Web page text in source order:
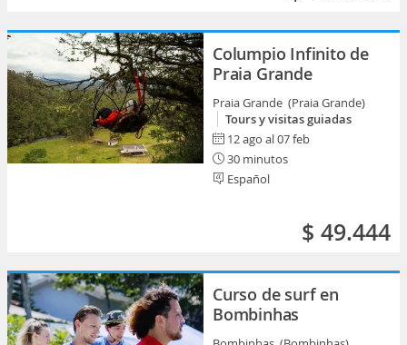
Columpio Infinito de
Praia Grande
Praia Grande (Praia Grande)
Tours y visitas guiadas
12 ago al 07 feb
30 minutos
Español
$ 49.444
Curso de surf en
Bombinhas